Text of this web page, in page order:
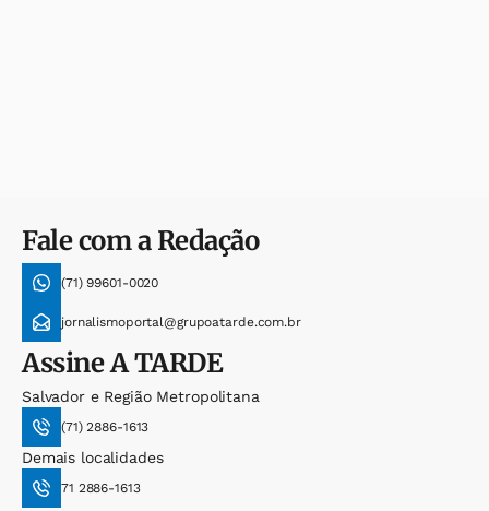
Fale com a Redação
(71) 99601-0020
jornalismoportal@grupoatarde.com.br
AssineA TARDE
Salvador e Região Metropolitana
(71) 2886-1613
Demais localidades
71 2886-1613